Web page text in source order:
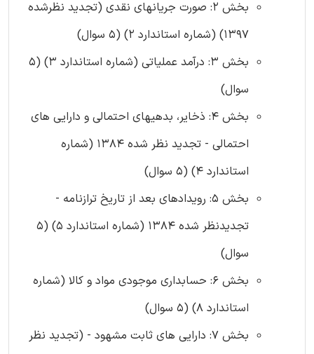
بخش 2: صورت جریانهای نقدی (تجدید نظرشده
1397) (شماره استاندارد 2) (5 سوال)
بخش 3: درآمد عملیاتی (شماره استاندارد 3) (5
سوال)
بخش 4: ذخایر، بدهیهای احتمالی و دارایی های
احتمالی - تجدید نظر شده 1384 (شماره
استاندارد 4) (5 سوال)
بخش 5: رویدادهای بعد از تاریخ ترازنامه -
تجدیدنظر شده 1384 (شماره استاندارد 5) (5
سوال)
بخش 6: حسابداری‌ موجودی‌ مواد و کالا (شماره
استاندارد 8) (5 سوال)
بخش 7: دارایی های ثابت مشهود - (تجدید نظر